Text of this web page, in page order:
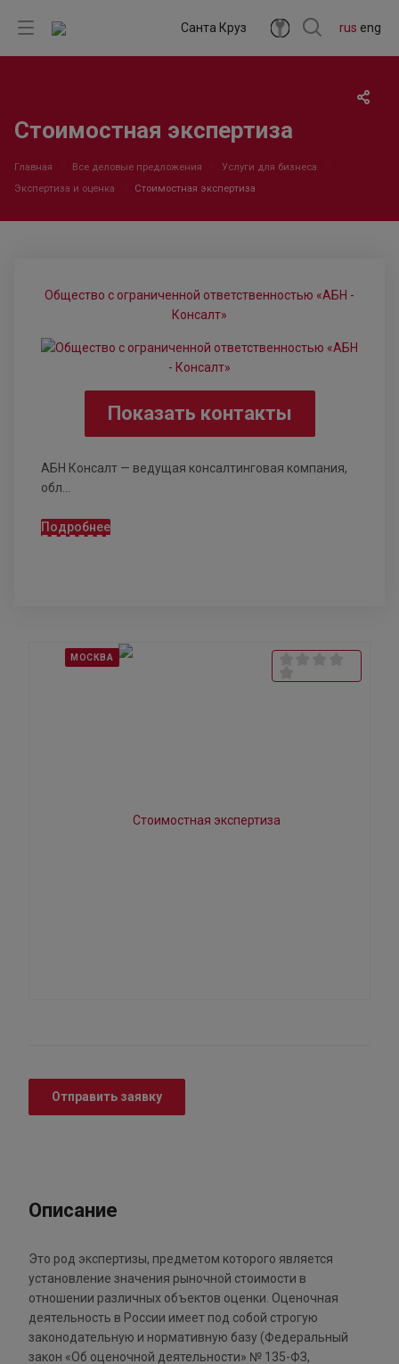
rus eng
Санта Круз
Стоимостная экспертиза
Главная Все деловые предложения
Услуги для бизнеса
Экспертиза и оценка
Стоимостная экспертиза
Общество с ограниченной ответственностью «АБН -
Консалт»
Показать контакты
АБН Консалт — ведущая консалтинговая компания,
обл...
Подробнее
МОСКВА
Отправить заявку
Описание
Это род экспертизы, предметом которого является
установление значения рыночной стоимости в
отношении различных объектов оценки. Оценочная
деятельность в России имеет под собой строгую
законодательную и нормативную базу (Федеральный
закон «Об оценочной деятельности» № 135-ФЗ,